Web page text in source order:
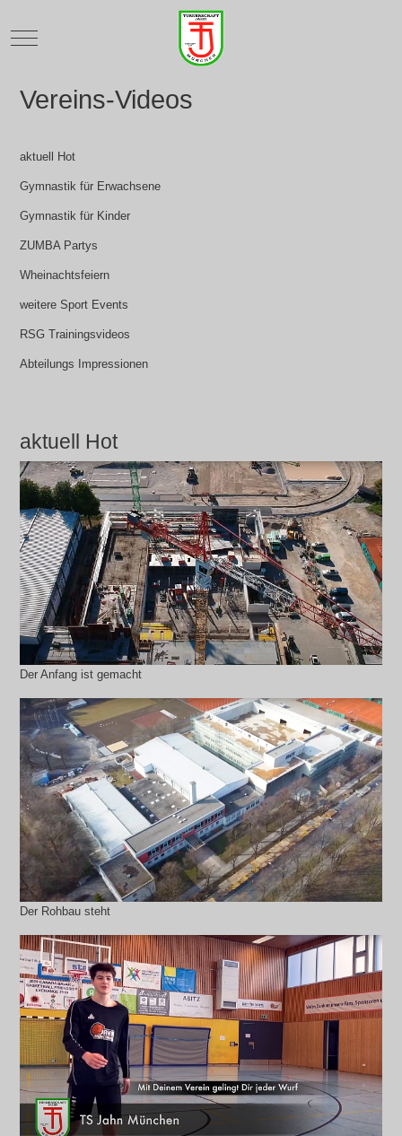
Mobile Menu Toggle
Vereins-Videos
aktuell Hot
Gymnastik für Erwachsene
Gymnastik für Kinder
ZUMBA Partys
Wheinachtsfeiern
weitere Sport Events
RSG Trainingsvideos
Abteilungs Impressionen
aktuell Hot
Der Anfang ist gemacht
Der Rohbau steht